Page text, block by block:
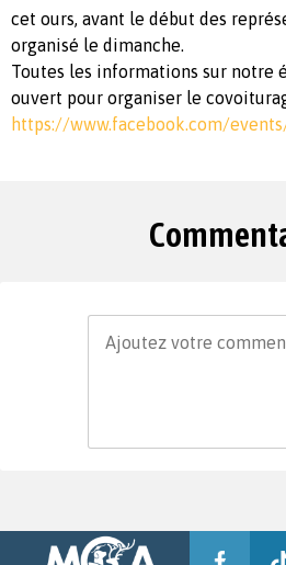
cet ours, avant le début des
organisé le dimanche.
Toutes les informations sur notre
ouvert pour organiser le
https://www.facebook.com/